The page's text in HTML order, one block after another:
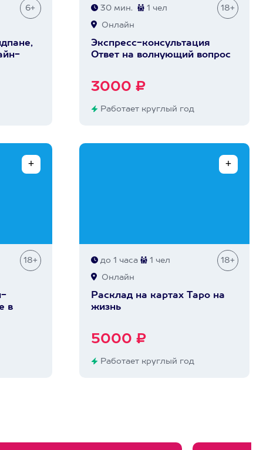
6+ 30 мин. 1 чел 18+
Онлайн
Экспресс-консультация
Ответ на волнующий вопрос
3000 ₽
Работает круглый год
18+
в
до 1 часа 1 чел 18+
Онлайн
Расклад на картах Таро на
жизнь
5000 ₽
Работает круглый год